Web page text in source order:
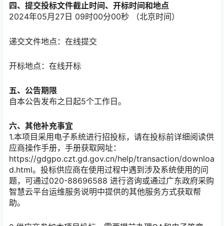
四、提交投标文件截止时间、开标时间和地点
2024年05月27日 09时00分00秒
（北京时间）
递交文件地点： 在线提交
开标地点： 在线开标
五、公告期限
自本公告发布之日起5个工作日。
六、其他补充事宜
1.本项目采用电子系统进行招投标，请在投标前详细阅读供
应商操作手册，手册获取网址：
https://gdgpo.czt.gd.gov.cn/help/transaction/downloa
d.html。投标供应商在使用过程中遇到涉及系统使用的问
题，可通过020-88696588 进行咨询或通过广东政府采购
智慧云平台运维服务说明中提供的其他服务方式获取帮
助。